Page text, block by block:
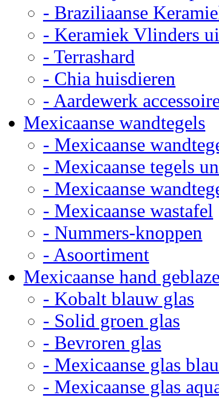
- Braziliaanse
- Keramiek Vlinders
- Terrashard
- Chia huisdieren
- Aardewerk
Mexicaanse wandtegels
- Mexicaanse
- Mexicaanse tegels
- Mexicaanse
- Mexicaanse wastafel
- Nummers-knoppen
- Asoortiment
Mexicaanse hand
- Kobalt blauw glas
- Solid groen glas
- Bevroren glas
- Mexicaanse glas
- Mexicaanse glas